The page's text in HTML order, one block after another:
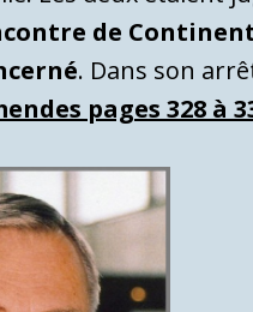
de
. Dans son
pages 328 à